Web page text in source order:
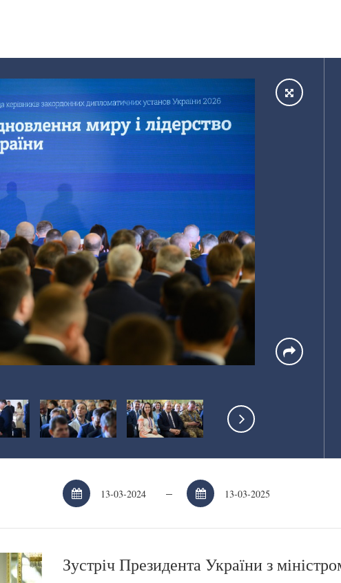
–
Зустріч Президента України з